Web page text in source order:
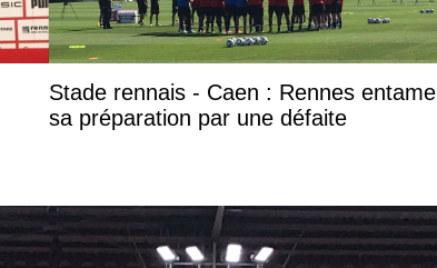
Stade rennais - Caen : Rennes entame
sa préparation par une défaite